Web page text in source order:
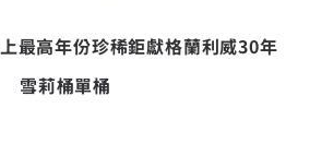
最高年份珍稀鉅獻格蘭利威30年
雪莉桶單桶